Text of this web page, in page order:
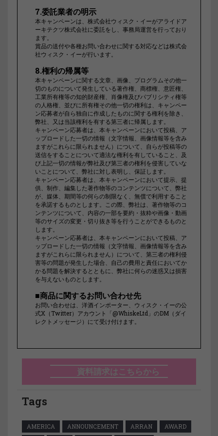
7.委託業者の明示
本キャンペーンは、株式会社ウィスク・イーがアライドア
ーキテクツ株式会社に委託をし、事務局運営を行っており
ます。
賞品の送付や各種お問い合わせに関する対応などは株式会
社ウィスク・イーが行います。
8.権利の帰属等
本キャンペーンに関する文章、画像、プログラムその他一
切のものについて発生している著作権、商標権、意匠権、
工業所有権等の知的財産権、肖像権及びパブリシティ権等
の人格権、並びに所有権その他一切の権利は、キャンペー
ン応募者が自ら独自に作成したものに関する権利を除き、
弊社、又は当該権利を有する第三者に帰属します。
キャンペーン応募者は、本キャンペーンにおいて投稿、ア
ップロードした一切の情報（文字情報、画像情報等を含み
ますがこれらに限られません）について、自らが投稿等の
送信をすることについて適法な権利を有していること、及
び上記一切の情報が弊社及び第三者の権利を侵害していな
いことについて、弊社に対し表明し、保証します。
キャンペーン応募者は、本キャンペーンにおいて提示、提
供、制作、編集した著作物等のコンテンツについて、弊社
が、媒体、期間等の何らの制限なく、無償で利用すること
を承諾するものとします。この際、弊社は、著作物等のコ
ンテンツについて、内容の一部を要約・抜粋や画像・動画
等のサイズの変更・切り抜き等を行うことができるものと
します。
キャンペーン応募者は、本キャンペーンにおいて投稿、ア
ップロードした一切の情報（文字情報、画像情報等を含み
ますがこれらに限られません）について、第三者の権利侵
害等の問題が発生した場合、自己の費用と責任においてか
かる問題を解決するとともに、弊社に何らの迷惑又は損害
を与えないものとします。
■商品に関するお問い合わせ先
お問い合わせは、洋酒インポーター、ウィスク・イーの公
式X（Twitter）アカウント「@WhiskeLtd」のDM（ダイ
レクトメッセージ）にて受け付けます。
資料請求はこちらから
Tags
AMERICA ANNOUNCEMENT ARRAN
AWARD